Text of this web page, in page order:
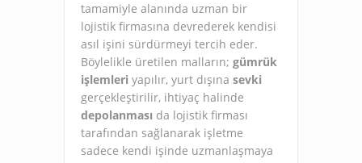
tamamiyle alanında uzman bir
lojistik firmasına devrederek kendisi
asıl işini sürdürmeyi tercih eder.
Böylelikle üretilen malların; gümrük
işlemleri yapılır, yurt dışına sevki
gerçekleştirilir, ihtiyaç halinde
depolanması da lojistik firması
tarafından sağlanarak işletme
sadece kendi işinde uzmanlaşmaya